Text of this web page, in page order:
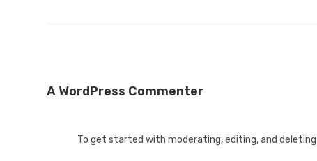
A WordPress Commenter
To get started with moderating, editing, and